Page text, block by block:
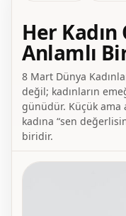
Her
Anlamlı
8 Mart Dünya
değil; kadınların
günüdür. Küçük ama
kadına “sen
biridir.